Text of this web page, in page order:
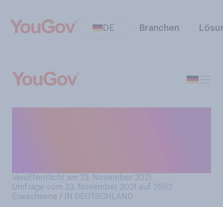
DE Branchen
Veröffentlicht am 23. November 2021
Umfrage vom 23. November 2021 auf 2592
Erwachsene / IN DEUTSCHLAND